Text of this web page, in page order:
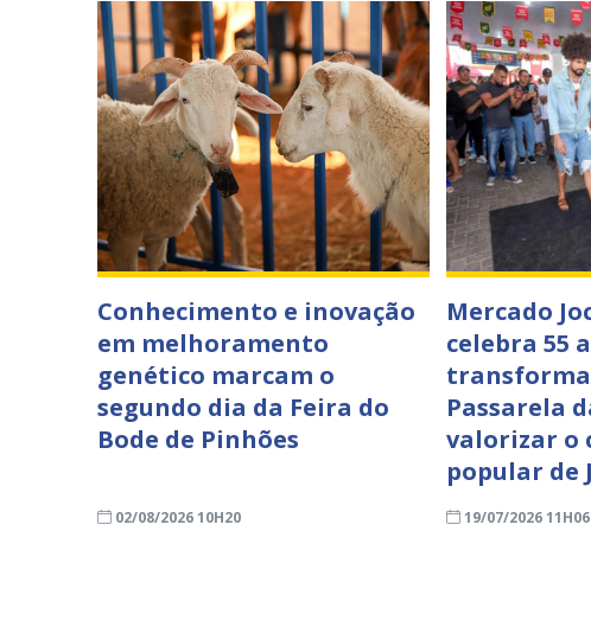
Conhecimento e inovação
em melhoramento
genético marcam o
segundo dia da Feira do
Bode de Pinhões
02/08/2026 10H20
Mercado
celebra 55
Passarela
valorizar o
popular de
19/07/2026 11H06